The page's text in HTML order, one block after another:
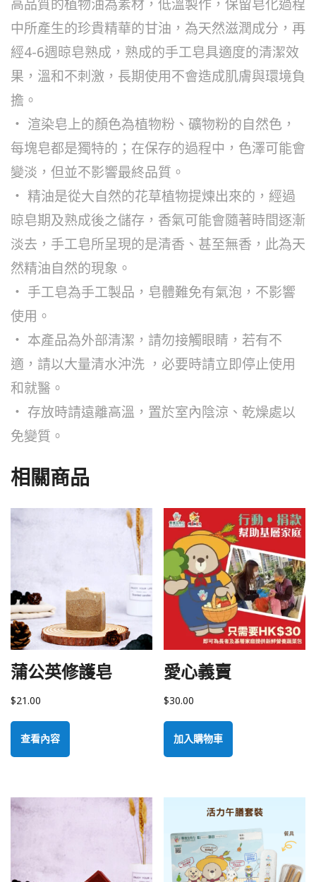
高品質的植物油為素材，低溫製作，保留皂化過程
中所產生的珍貴精華的甘油，為天然滋潤成分，再
經4-6週晾皂熟成，熟成的手工皂具適度的清潔效
果，溫和不刺激，長期使用不會造成肌膚與環境負
擔。
‧ 渲染皂上的顏色為植物粉、礦物粉的自然色，
每塊皂都是獨特的；在保存的過程中，色澤可能會
變淡，但並不影響最終品質。
‧ 精油是從大自然的花草植物提煉出來的，經過
晾皂期及熟成後之儲存，香氣可能會隨著時間逐漸
淡去，手工皂所呈現的是清香、甚至無香，此為天
然精油自然的現象。
‧ 手工皂為手工製品，皂體難免有氣泡，不影響
使用。
‧ 本產品為外部清潔，請勿接觸眼睛，若有不
適，請以大量清水沖洗 ，必要時請立即停止使用
和就醫。
‧ 存放時請遠離高溫，置於室內陰涼、乾燥處以
免變質。
相關商品
蒲公英修護皂
$21.00
查看內容
愛心義賣
$30.00
加入購物車